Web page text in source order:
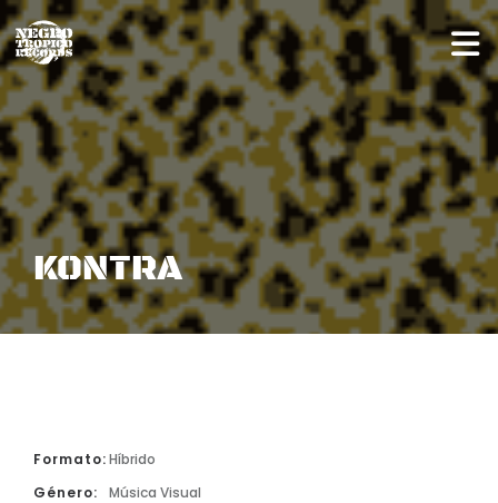
KONTRA
Formato:Híbrido
Género:
Música Visual